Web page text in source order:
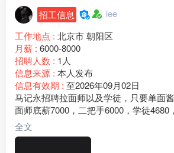
招工信息 lee
工作地点 : 北京市 朝阳区
月薪 : 6000-8000
招聘人数 : 1人
信息来源 : 本人发布
信息有效期 : 至2026年09月02日
马记永招聘拉面师以及学徒，只要单面
面师底薪7000，二把手6000，学徒4680
作9个小时，工作氛围融洽，包吃住 ，清
是回民地址：北京市朝阳区合生汇商场《
全文